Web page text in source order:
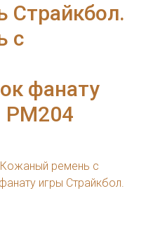
Страйкбол.
с
фанату
РМ204